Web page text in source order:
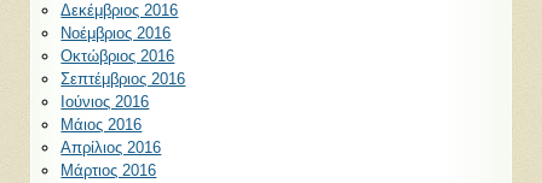
Δεκέμβριος 2016
Νοέμβριος 2016
Οκτώβριος 2016
Σεπτέμβριος 2016
Ιούνιος 2016
Μάιος 2016
Απρίλιος 2016
Μάρτιος 2016